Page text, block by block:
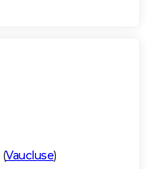
(Vaucluse)